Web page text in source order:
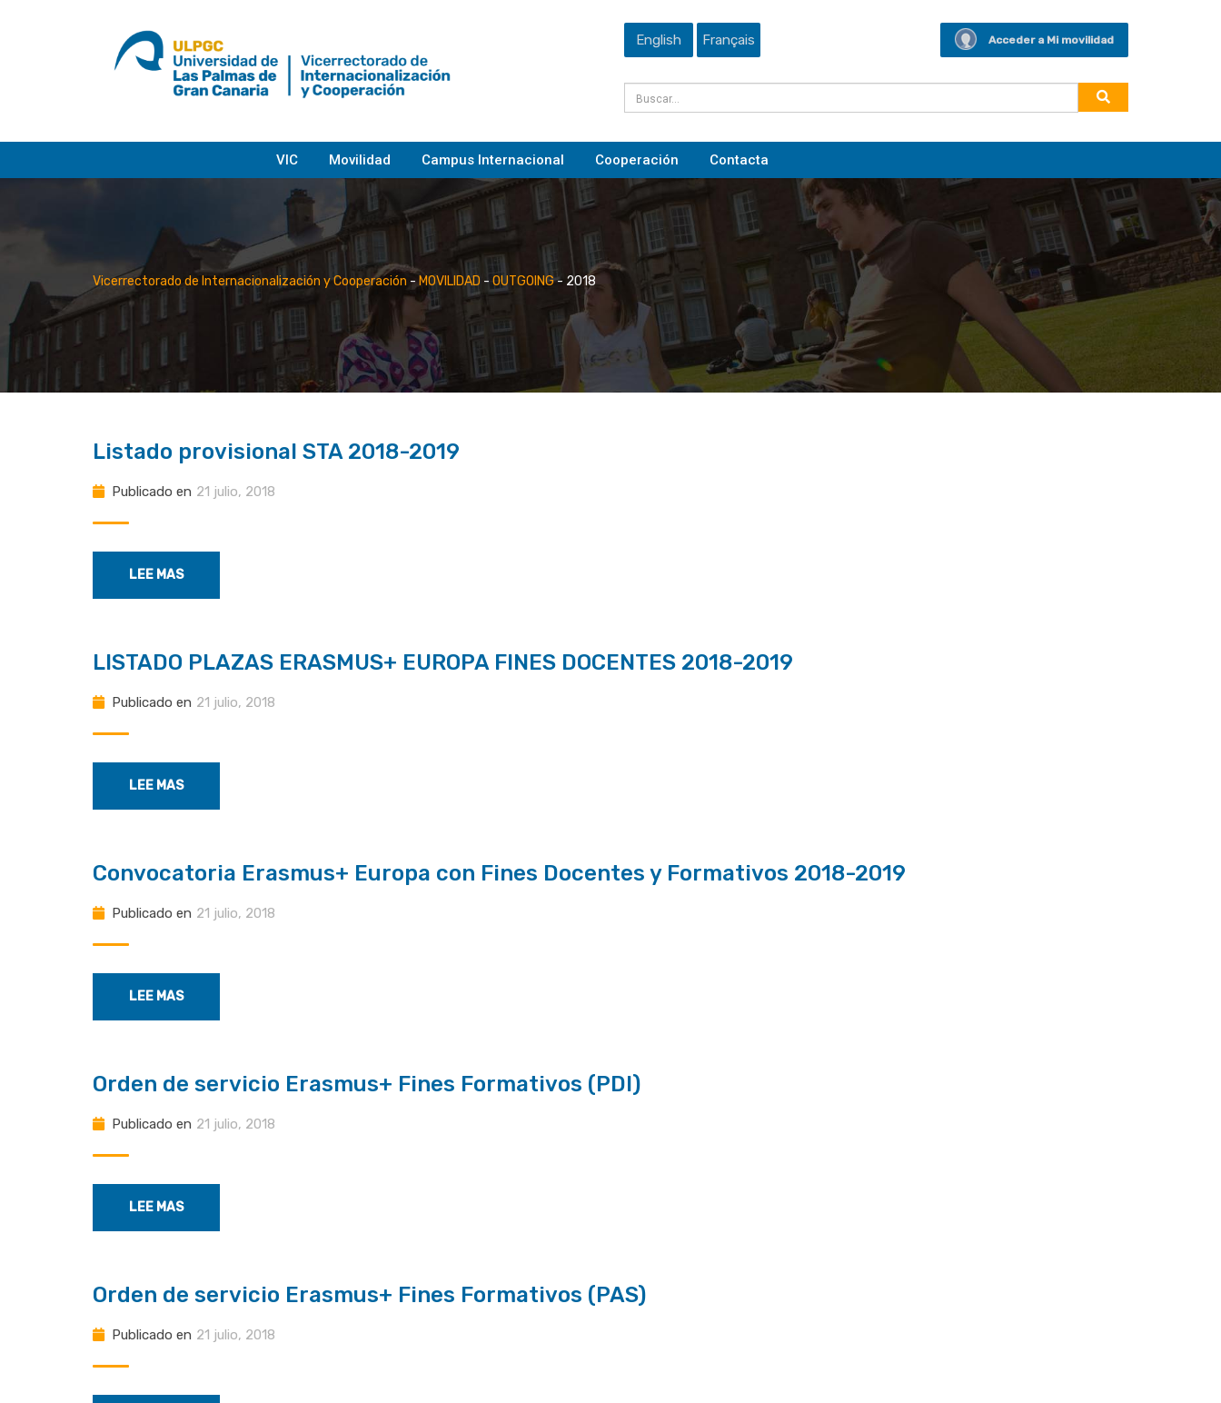
English Français Acceder a Mi movilidad
VIC Movilidad Campus Internacional Cooperación Contacta
Vicerrectorado de Internacionalización y Cooperación -MOVILIDAD - OUTGOING- 2018
Listado provisional STA 2018-2019
Publicado en 21 julio, 2018
LEE MAS
LISTADO PLAZAS ERASMUS+ EUROPA FINES DOCENTES 2018-2019
Publicado en 21 julio, 2018
LEE MAS
Convocatoria Erasmus+ Europa con Fines Docentes y Formativos 2018-2019
Publicado en 21 julio, 2018
LEE MAS
Orden de servicio Erasmus+ Fines Formativos (PDI)
Publicado en 21 julio, 2018
LEE MAS
Orden de servicio Erasmus+ Fines Formativos (PAS)
Publicado en 21 julio, 2018